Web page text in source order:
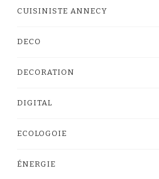
CUISINISTE ANNECY
DECO
DECORATION
DIGITAL
ECOLOGOIE
ÉNERGIE